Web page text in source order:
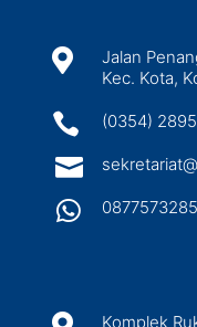

Jalan
Kec. Kota,
 (0354)


Komplek